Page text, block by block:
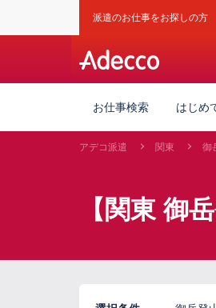
派遣のお仕事をお探しの方
お仕事検索 はじめ
アデコ派遣 関東 御
【関東 御